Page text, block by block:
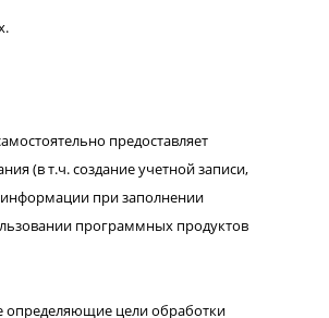
предоставляет
(в т.ч. создание учетной записи,
при заполнении
программных продуктов
определяющие цели обработки